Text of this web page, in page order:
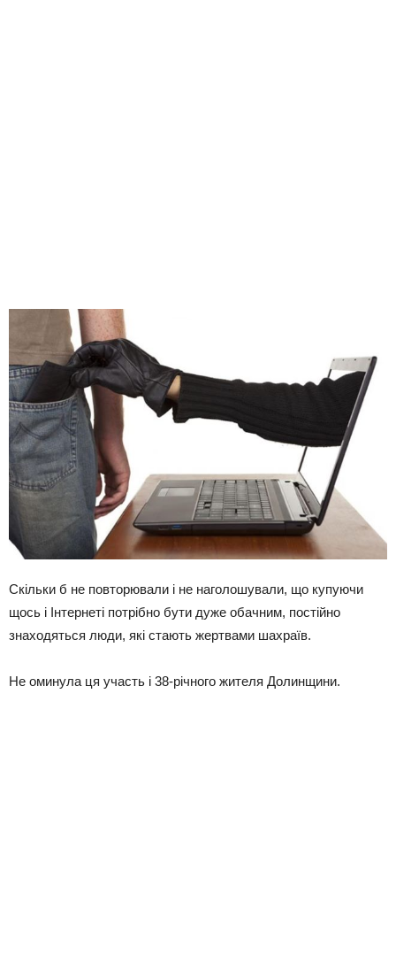
Скільки б не повторювали і не наголошували, що купуючи
щось і Інтернеті потрібно бути дуже обачним, постійно
знаходяться люди, які стають жертвами шахраїв.
Не оминула ця участь і 38-річного жителя Долинщини.